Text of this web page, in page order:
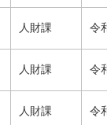
人財課 令
人財課 令
人財課 令